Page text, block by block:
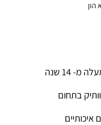
הון
מ- 14 שנה
בתחום
איכותיים